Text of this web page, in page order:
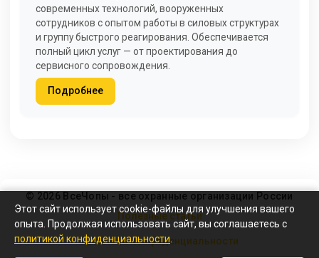
современных технологий, вооруженных
сотрудников с опытом работы в силовых структурах
и группу быстрого реагирования. Обеспечивается
полный цикл услуг — от проектирования до
сервисного сопровождения.
Подробнее
© 2026 ВсеЧопы - все охранные организации России
Полезные статьи
Политика конфиденциальности
Этот сайт использует cookie-файлы для улучшения вашего
опыта. Продолжая использовать сайт, вы соглашаетесь с
политикой конфиденциальности.